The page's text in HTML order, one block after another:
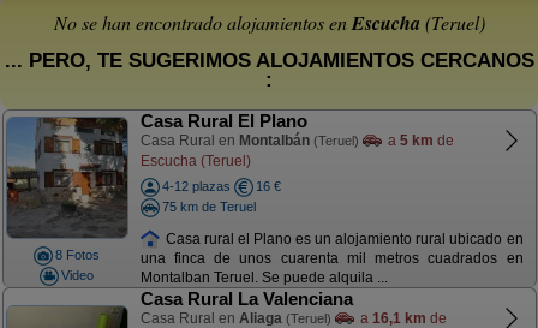
No se han encontrado alojamientos enEscucha (Teruel)
... PERO, TE SUGERIMOS ALOJAMIENTOS CERCANOS
:
8 Fotos
Video
Casa Rural El Plano
Casa Rural en Montalbán (Teruel) a 5 km de
Escucha (Teruel)
4-12 plazas
16 €
75 km de Teruel
Casa rural el Plano es un alojamiento rural ubicado en
una finca de unos cuarenta mil metros cuadrados en
Montalban Teruel. Se puede alquila ...
Casa Rural La Valenciana
Casa Rural en Aliaga (Teruel) a 16,1 km de